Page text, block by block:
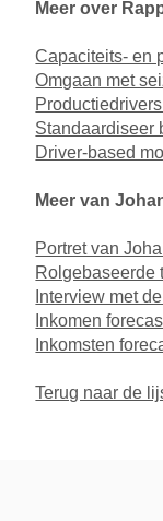
Meer over
Capaciteits- en
Omgaan met
Standaardiseer
Driver-based
Meer van
Portret van
Rolgebaseerde
Interview met
Inkomen
Inkomsten
Terug naar de